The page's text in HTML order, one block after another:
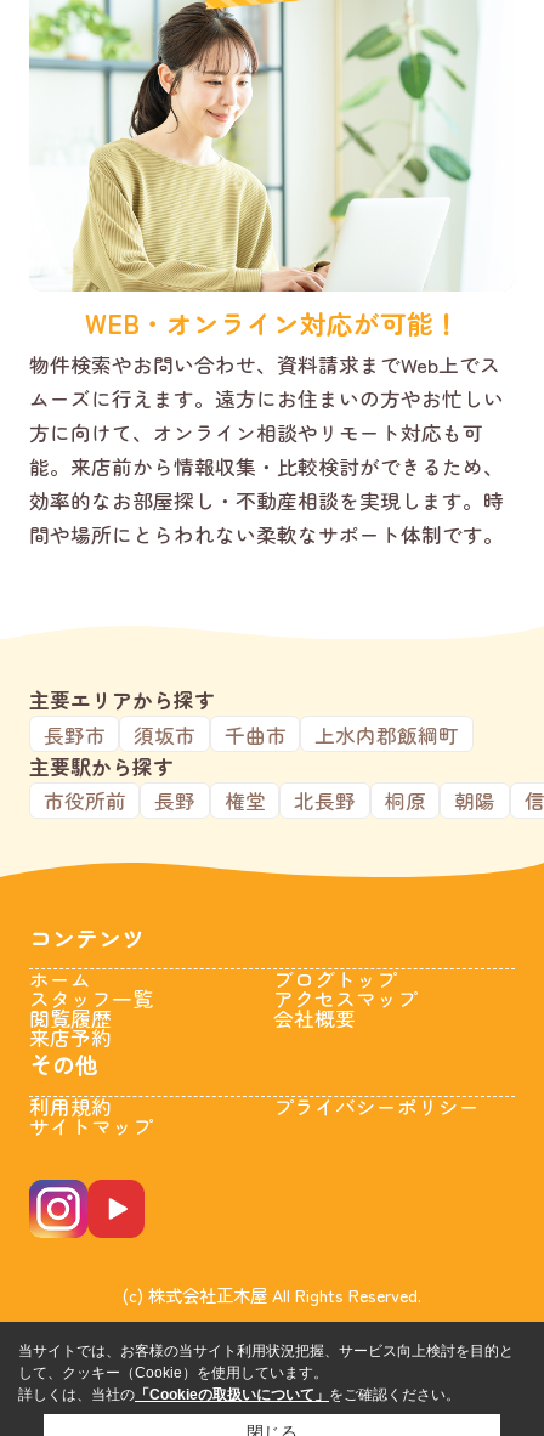
WEB・オンライン対応が可能！
物件検索やお問い合わせ、資料請求までWeb上でス
ムーズに行えます。遠方にお住まいの方やお忙しい
方に向けて、オンライン相談やリモート対応も可
能。来店前から情報収集・比較検討ができるため、
効率的なお部屋探し・不動産相談を実現します。時
間や場所にとらわれない柔軟なサポート体制です。
主要エリアから探す
長野市
須坂市 千曲市
上水内郡飯綱町
主要駅から探す
市役所前
長野 権堂 北長野 桐原 朝陽
コンテンツ
ホーム
スタッフ一覧
閲覧履歴
来店予約
ブログトップ
アクセスマップ
会社概要
その他
利用規約
サイトマップ
プライバシーポリシー
(c) 株式会社正木屋 All Rights Reserved.
当サイトでは、お客様の当サイト利用状況把握、サービス向上検討を目的と
して、クッキー（Cookie）を使用しています。
詳しくは、当社の 「Cookieの取扱いについて」 をご確認ください。